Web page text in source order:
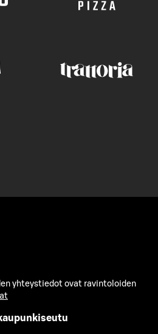
yhteystiedot ovat ravintoloiden